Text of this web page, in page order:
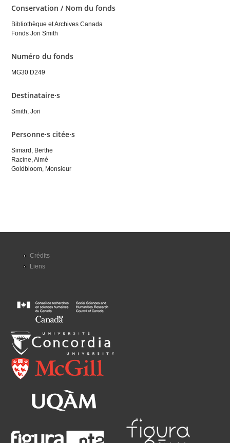
Conservation / Nom du fonds
Bibliothèque et Archives Canada
Fonds Jori Smith
Numéro du fonds
MG30 D249
Destinataire·s
Smith, Jori
Personne·s citée·s
Simard, Berthe
Racine, Aimé
Goldbloom, Monsieur
Crédits
Liens